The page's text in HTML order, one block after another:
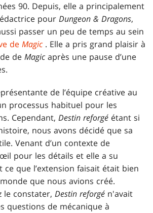
90. Depuis, elle a principalement
pourDungeon & Dragons,
passer un peu de temps au sein
deMagic . Elle a pris grand plaisir à
deMagic après une pause d’une
de l’équipe créative au
processus habituel pour les
Cependant,Destin reforgé étant si
nous avons décidé que sa
Venant d’un contexte de
pour les détails et elle a su
ce que l’extension faisait était bien
que nous avions créé.
le constater,Destin reforgé n'avait
questions de mécanique à